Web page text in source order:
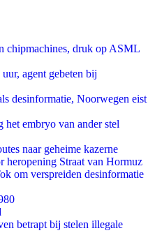
chipmachines, druk op ASML
agent gebeten bij
desinformatie, Noorwegen eist
embryo van ander stel
naar geheime kazerne
heropening Straat van Hormuz
om verspreiden desinformatie
betrapt bij stelen illegale